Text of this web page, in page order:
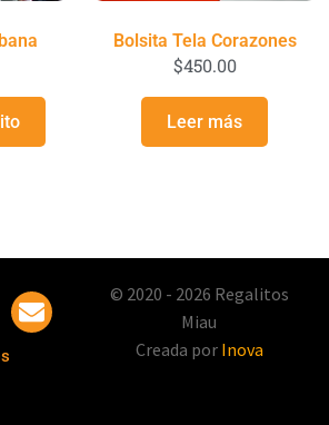
Bolsita Tela Corazones
$450.00
Leer más
© 2020 - 2026 Regalitos
Miau
Creada por Inova